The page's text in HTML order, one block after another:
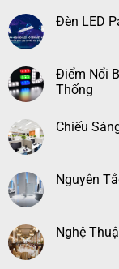
Đèn LED
Điểm Nổi
Thống
Chiếu
Nguyên
Nghệ